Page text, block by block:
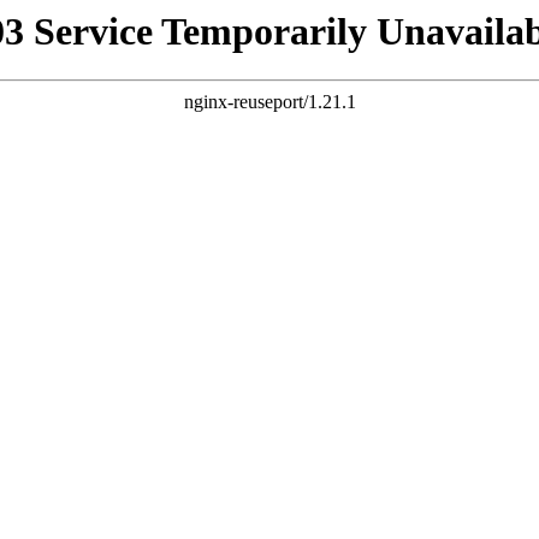
Service Temporarily
nginx-reuseport/1.21.1